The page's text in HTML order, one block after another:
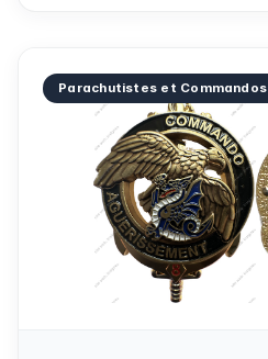
Parachutistes et Commandos